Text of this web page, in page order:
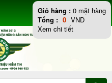
Giỏ hàng : 0 mặt hàng
Tổng : 0 VND
Xem chi tiết